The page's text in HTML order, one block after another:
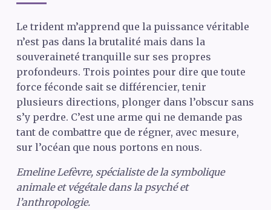
Le trident m’apprend que la puissance véritable
n’est pas dans la brutalité mais dans la
souveraineté tranquille sur ses propres
profondeurs. Trois pointes pour dire que toute
force féconde sait se différencier, tenir
plusieurs directions, plonger dans l’obscur sans
s’y perdre. C’est une arme qui ne demande pas
tant de combattre que de régner, avec mesure,
sur l’océan que nous portons en nous.
Emeline Lefèvre, spécialiste de la symbolique
animale et végétale dans la psyché et
l’anthropologie.